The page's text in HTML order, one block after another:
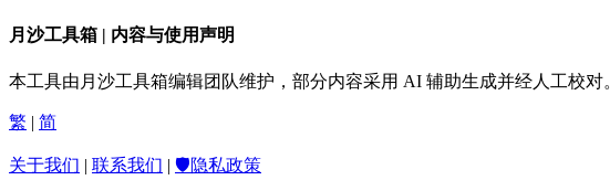
月沙工具箱 | 内容与使用声明
本工具由月沙工具箱编辑团队维护，部分内容采用 AI 辅助生成并经人工校对
繁 | 简
关于我们 | 联系我们 | 🛡️隐私政策